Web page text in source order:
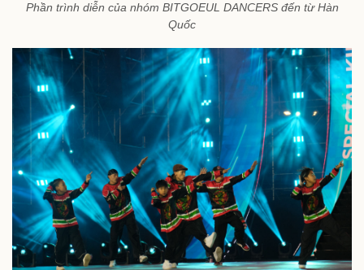
Phần trình diễn của nhóm BITGOEUL DANCERS đến từ Hàn
Quốc